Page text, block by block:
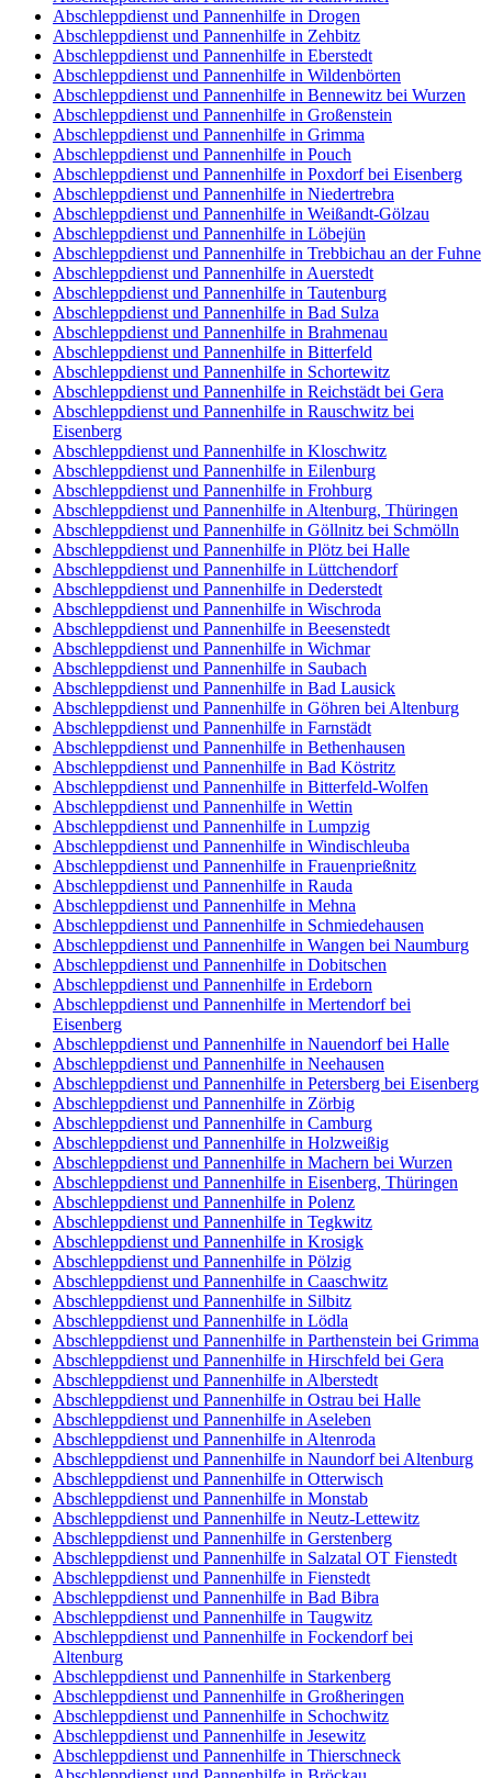
Abschleppdienst und Pannenhilfe in Drogen
Abschleppdienst und Pannenhilfe in Zehbitz
Abschleppdienst und Pannenhilfe in Eberstedt
Abschleppdienst und Pannenhilfe in Wildenbörten
Abschleppdienst und Pannenhilfe in Bennewitz bei Wurzen
Abschleppdienst und Pannenhilfe in Großenstein
Abschleppdienst und Pannenhilfe in Grimma
Abschleppdienst und Pannenhilfe in Pouch
Abschleppdienst und Pannenhilfe in Poxdorf bei Eisenberg
Abschleppdienst und Pannenhilfe in Niedertrebra
Abschleppdienst und Pannenhilfe in Weißandt-Gölzau
Abschleppdienst und Pannenhilfe in Löbejün
Abschleppdienst und Pannenhilfe in Trebbichau an der Fuhne
Abschleppdienst und Pannenhilfe in Auerstedt
Abschleppdienst und Pannenhilfe in Tautenburg
Abschleppdienst und Pannenhilfe in Bad Sulza
Abschleppdienst und Pannenhilfe in Brahmenau
Abschleppdienst und Pannenhilfe in Bitterfeld
Abschleppdienst und Pannenhilfe in Schortewitz
Abschleppdienst und Pannenhilfe in Reichstädt bei Gera
Abschleppdienst und Pannenhilfe in Rauschwitz bei
Eisenberg
Abschleppdienst und Pannenhilfe in Kloschwitz
Abschleppdienst und Pannenhilfe in Eilenburg
Abschleppdienst und Pannenhilfe in Frohburg
Abschleppdienst und Pannenhilfe in Altenburg, Thüringen
Abschleppdienst und Pannenhilfe in Göllnitz bei Schmölln
Abschleppdienst und Pannenhilfe in Plötz bei Halle
Abschleppdienst und Pannenhilfe in Lüttchendorf
Abschleppdienst und Pannenhilfe in Dederstedt
Abschleppdienst und Pannenhilfe in Wischroda
Abschleppdienst und Pannenhilfe in Beesenstedt
Abschleppdienst und Pannenhilfe in Wichmar
Abschleppdienst und Pannenhilfe in Saubach
Abschleppdienst und Pannenhilfe in Bad Lausick
Abschleppdienst und Pannenhilfe in Göhren bei Altenburg
Abschleppdienst und Pannenhilfe in Farnstädt
Abschleppdienst und Pannenhilfe in Bethenhausen
Abschleppdienst und Pannenhilfe in Bad Köstritz
Abschleppdienst und Pannenhilfe in Bitterfeld-Wolfen
Abschleppdienst und Pannenhilfe in Wettin
Abschleppdienst und Pannenhilfe in Lumpzig
Abschleppdienst und Pannenhilfe in Windischleuba
Abschleppdienst und Pannenhilfe in Frauenprießnitz
Abschleppdienst und Pannenhilfe in Rauda
Abschleppdienst und Pannenhilfe in Mehna
Abschleppdienst und Pannenhilfe in Schmiedehausen
Abschleppdienst und Pannenhilfe in Wangen bei Naumburg
Abschleppdienst und Pannenhilfe in Dobitschen
Abschleppdienst und Pannenhilfe in Erdeborn
Abschleppdienst und Pannenhilfe in Mertendorf bei
Eisenberg
Abschleppdienst und Pannenhilfe in Nauendorf bei Halle
Abschleppdienst und Pannenhilfe in Neehausen
Abschleppdienst und Pannenhilfe in Petersberg bei Eisenberg
Abschleppdienst und Pannenhilfe in Zörbig
Abschleppdienst und Pannenhilfe in Camburg
Abschleppdienst und Pannenhilfe in Holzweißig
Abschleppdienst und Pannenhilfe in Machern bei Wurzen
Abschleppdienst und Pannenhilfe in Eisenberg, Thüringen
Abschleppdienst und Pannenhilfe in Polenz
Abschleppdienst und Pannenhilfe in Tegkwitz
Abschleppdienst und Pannenhilfe in Krosigk
Abschleppdienst und Pannenhilfe in Pölzig
Abschleppdienst und Pannenhilfe in Caaschwitz
Abschleppdienst und Pannenhilfe in Silbitz
Abschleppdienst und Pannenhilfe in Lödla
Abschleppdienst und Pannenhilfe in Parthenstein bei Grimma
Abschleppdienst und Pannenhilfe in Hirschfeld bei Gera
Abschleppdienst und Pannenhilfe in Alberstedt
Abschleppdienst und Pannenhilfe in Ostrau bei Halle
Abschleppdienst und Pannenhilfe in Aseleben
Abschleppdienst und Pannenhilfe in Altenroda
Abschleppdienst und Pannenhilfe in Naundorf bei Altenburg
Abschleppdienst und Pannenhilfe in Otterwisch
Abschleppdienst und Pannenhilfe in Monstab
Abschleppdienst und Pannenhilfe in Neutz-Lettewitz
Abschleppdienst und Pannenhilfe in Gerstenberg
Abschleppdienst und Pannenhilfe in Salzatal OT Fienstedt
Abschleppdienst und Pannenhilfe in Fienstedt
Abschleppdienst und Pannenhilfe in Bad Bibra
Abschleppdienst und Pannenhilfe in Taugwitz
Abschleppdienst und Pannenhilfe in Fockendorf bei
Altenburg
Abschleppdienst und Pannenhilfe in Starkenberg
Abschleppdienst und Pannenhilfe in Großheringen
Abschleppdienst und Pannenhilfe in Schochwitz
Abschleppdienst und Pannenhilfe in Jesewitz
Abschleppdienst und Pannenhilfe in Thierschneck